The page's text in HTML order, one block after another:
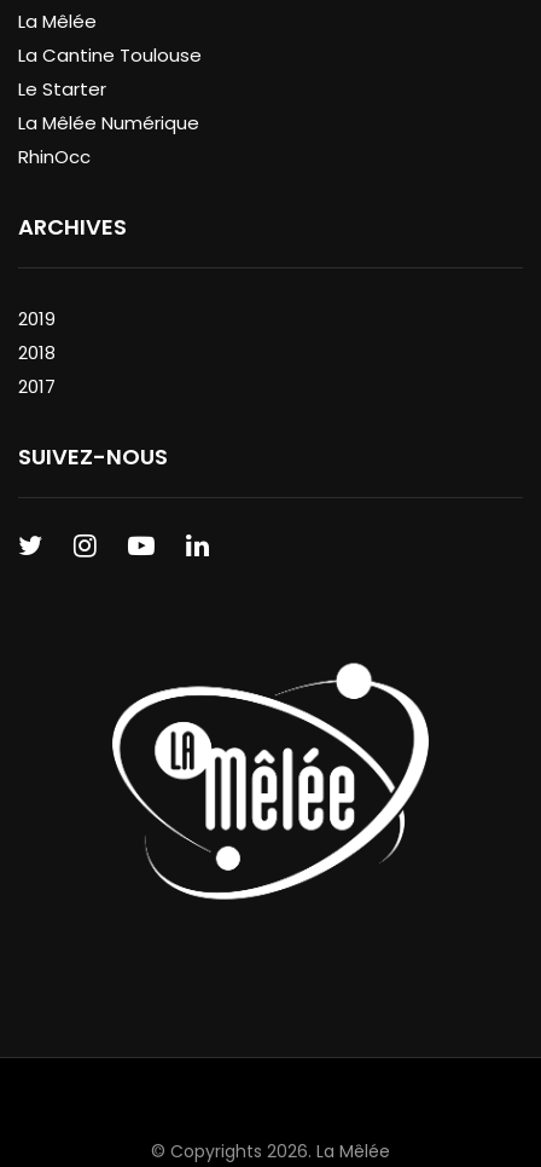
La Mêlée
La Cantine Toulouse
Le Starter
La Mêlée Numérique
RhinOcc
ARCHIVES
2019
2018
2017
SUIVEZ-NOUS
© Copyrights 2026. La Mêlée